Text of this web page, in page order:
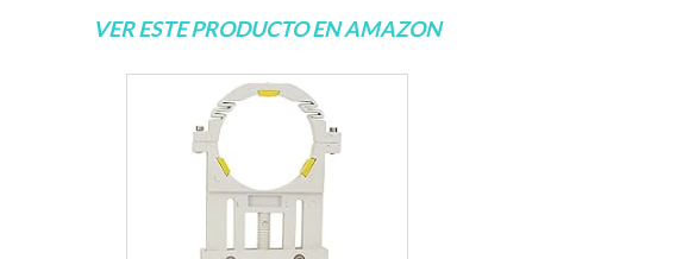
VER ESTE PRODUCTO EN AMAZON